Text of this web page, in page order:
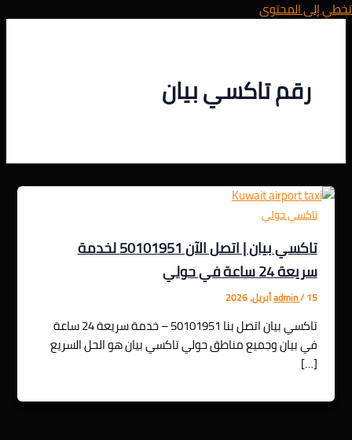
تخطي إلى المحتوى
رقم تاكسي بيان
تاكسي حولي
تاكسي بيان | اتصل الآن 50101951 لخدمة
سريعة 24 ساعة في حولي
admin/15 أبريل، 2026
تاكسي بيان اتصل بنا 50101951 – خدمة سريعة 24 ساعة
في بيان وجميع مناطق حولي تاكسي بيان هو الحل السريع
[…]